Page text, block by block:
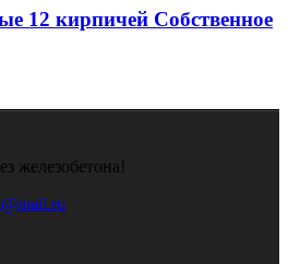
12 кирпичей Собственное
железобетона!